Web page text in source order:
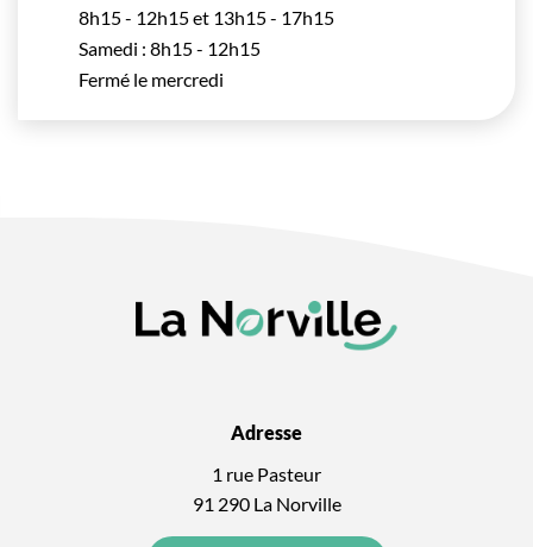
8h15 - 12h15 et 13h15 - 17h15
Samedi : 8h15 - 12h15
Fermé le mercredi
Adresse
1 rue Pasteur
91 290 La Norville